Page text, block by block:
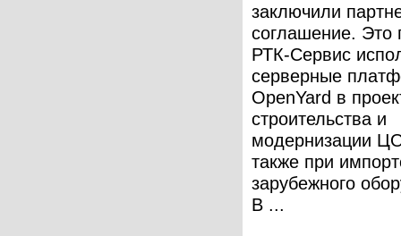
заключили
соглашение. Это
РТК-Сервис
серверные
OpenYard в
строительства и
модернизации
также при
зарубежного
В ...